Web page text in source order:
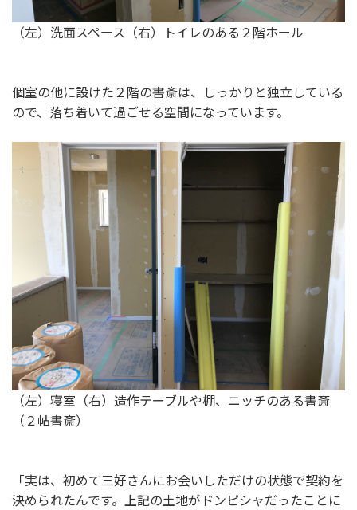
（左）洗面スペース（右）トイレのある２階ホール
個室の他に設けた２階の書斎は、しっかりと独立している
ので、落ち着いて過ごせる空間になっています。
（左）寝室（右）造作テーブルや棚、ニッチのある書斎
（２帖書斎）
「実は、初めて三好さんにお会いしただけの状態で契約を
決められたんです。上記の土地がドンピシャだったことに